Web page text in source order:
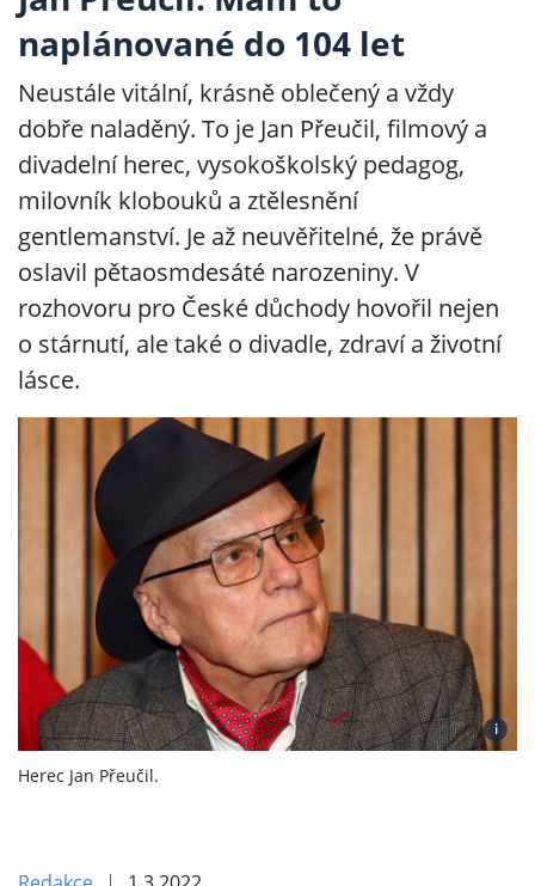
naplánované do 104 let
Neustále vitální, krásně oblečený a vždy
dobře naladěný. To je Jan Přeučil, filmový a
divadelní herec, vysokoškolský pedagog,
milovník klobouků a ztělesnění
gentlemanství. Je až neuvěřitelné, že právě
oslavil pětaosmdesáté narozeniny. V
rozhovoru pro České důchody hovořil nejen
o stárnutí, ale také o divadle, zdraví a životní
lásce.
i
Herec Jan Přeučil.